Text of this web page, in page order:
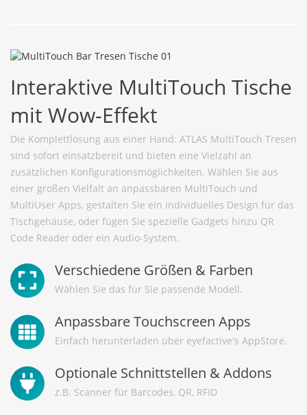
Interaktive MultiTouch Tische
mit Wow-Effekt
Die Komplettlösung aus einer Hand: ATLAS MultiTouch Tresen
sind sofort einsatzbereit und bieten eine Vielzahl an
zusätzlichen Konfigurationsmöglichkeiten. Wählen Sie aus
einer großen Vielfalt an anpassbaren MultiTouch und
MultiUser Apps, gestalten Sie ein individuelles Design für das
Tischgehäuse, oder fügen Sie spezielle Gadgets hinzu QR
Code Reader oder ein Audio-System.
Verschiedene Größen & Farben
Wählen Sie das für Sie passende Modell.
Anpassbare Touchscreen Apps
Einfach herunterladen über eyefactive's AppStore.
Optionale Schnittstellen & Addons
z.B. Scanner für Barcodes, QR, RFID